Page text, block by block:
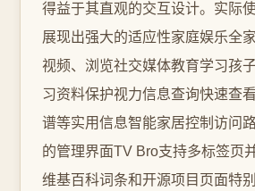
得益于其直观的交互设计。实际
展现出强大的适应性家庭娱乐全
视频、浏览社交媒体教育学习孩
习资料保护视力信息查询快速查
谱等实用信息智能家居控制访问
的管理界面TV Bro支持多标签页
维基百科词条和开源项目页面特